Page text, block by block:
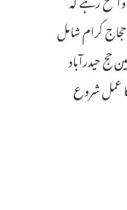
حیدرآباد امبارکیشن پوائنٹ سے جملہ 9685 حجاج کرام کی روانگی عمل میں آئی جن میں تلنگانہ حج کمیٹی کے 6646 حجاج کرام شامل
1082، مہاراشٹرا 560 ، اڈیشہ 94 ، چھتیس گڑھ 42 اور بہار کے 28 عازمین حج حیدرآباد
کے ادخال کا عمل شروع